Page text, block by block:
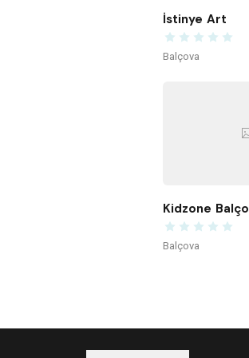
İstinye Art
Balçova
Balçova